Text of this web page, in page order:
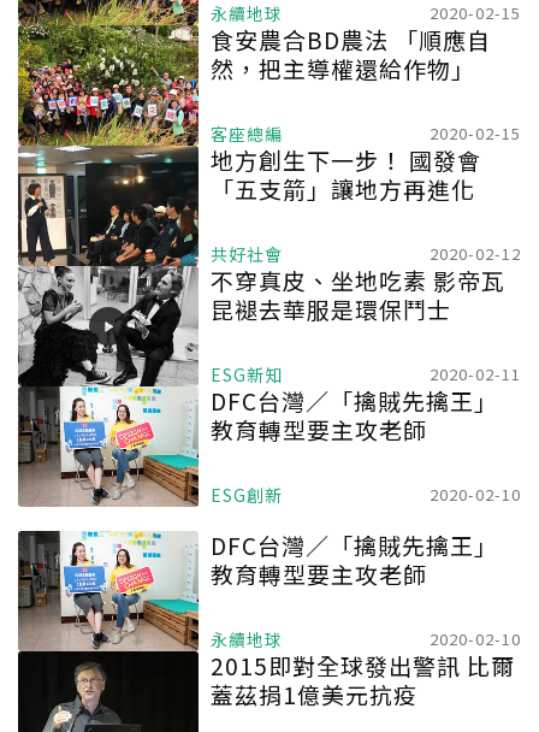
永續地球 2020-02-15
食安農合BD農法 「順應自
然，把主導權還給作物」
客座總編 2020-02-15
地方創生下一步！ 國發會
「五支箭」讓地方再進化
共好社會 2020-02-12
不穿真皮、坐地吃素 影帝瓦
昆褪去華服是環保鬥士
ESG新知 2020-02-11
DFC台灣／「擒賊先擒王」
教育轉型要主攻老師
ESG創新 2020-02-10
DFC台灣／「擒賊先擒王」
教育轉型要主攻老師
永續地球 2020-02-10
2015即對全球發出警訊 比爾
蓋茲捐1億美元抗疫